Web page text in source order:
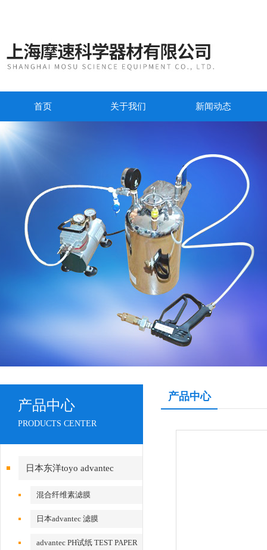
首页 关于我们 新闻动态
产品中心
PRODUCTS CENTER
日本东洋toyo advantec
混合纤维素滤膜
日本advantec 滤膜
advantec PH试纸 TEST PAPER
产品中心